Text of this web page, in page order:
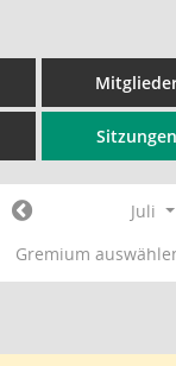
Sitzungen
Juli
Gremium